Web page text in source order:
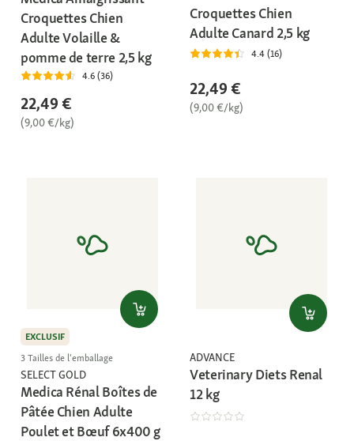
Croquettes Chien
Adulte Volaille &
pomme de terre 2,5 kg
4.6 (36)
22,49 €
(9,00 €/kg)
Croquettes Chien
Adulte Canard 2,5 kg
4.4 (16)
22,49 €
(9,00 €/kg)
EXCLUSIF
3 Tailles de l'emballage
SELECT GOLD
Medica Rénal Boîtes de
Pâtée Chien Adulte
Poulet et Bœuf 6x400 g
ADVANCE
Veterinary Diets Renal
12 kg